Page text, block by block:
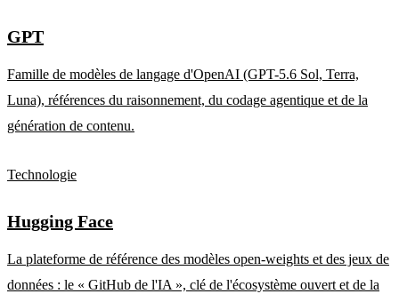
GPT
Famille de modèles de langage d'OpenAI (GPT-5.6 Sol, Terra,
Luna), références du raisonnement, du codage agentique et de la
génération de contenu.
Technologie
Hugging Face
La plateforme de référence des modèles open-weights et des jeux de
données : le « GitHub de l'IA », clé de l'écosystème ouvert et de la